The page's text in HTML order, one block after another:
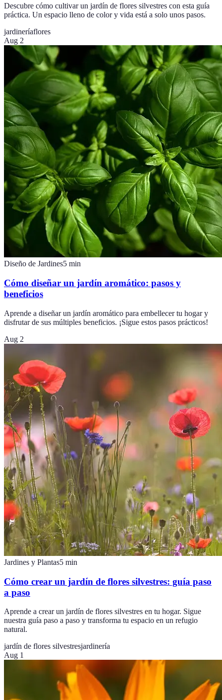
Descubre cómo cultivar un jardín de flores silvestres con esta guía
práctica. Un espacio lleno de color y vida está a solo unos pasos.
jardineríaflores
Aug 2
Diseño de Jardines5 min
Cómo diseñar un jardín aromático: pasos y
beneficios
Aprende a diseñar un jardín aromático para embellecer tu hogar y
disfrutar de sus múltiples beneficios. ¡Sigue estos pasos prácticos!
Aug 2
Jardines y Plantas5 min
Cómo crear un jardín de flores silvestres: guía paso
a paso
Aprende a crear un jardín de flores silvestres en tu hogar. Sigue
nuestra guía paso a paso y transforma tu espacio en un refugio
natural.
jardín de flores silvestresjardinería
Aug 1